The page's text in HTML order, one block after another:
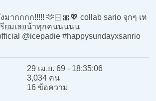
ากกกก!!!!! 🫶🏻🎀💖 collab sario จุกๆ เห
รียมเลยน้าทุกคนนนนน
@icepadie #happysundayxsanrio
29 เม.ย. 69 - 18:35:06
3,034 คน
16 ข้อความ